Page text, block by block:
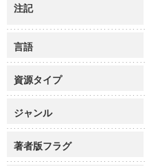
注記
言語
資源タイプ
ジャンル
著者版フラグ